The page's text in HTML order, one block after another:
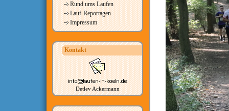
Rund ums Laufen
Lauf-Reportagen
Impressum
Kontakt
Detlev Ackermann